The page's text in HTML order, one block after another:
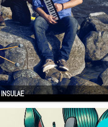
INSULAE